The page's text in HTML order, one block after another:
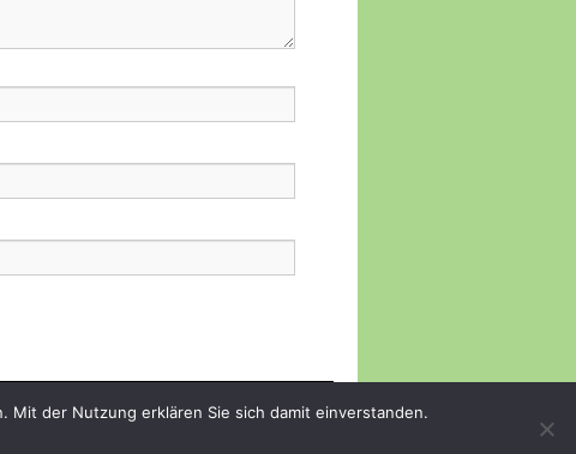
Stolz präsentiert von WordPress.
der Nutzung erklären Sie sich damit einverstanden.